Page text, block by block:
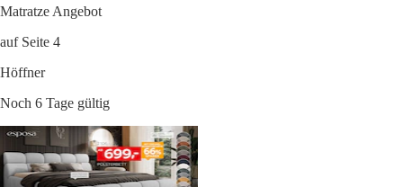
Matratze Angebot
auf Seite 4
Höffner
Noch 6 Tage gültig